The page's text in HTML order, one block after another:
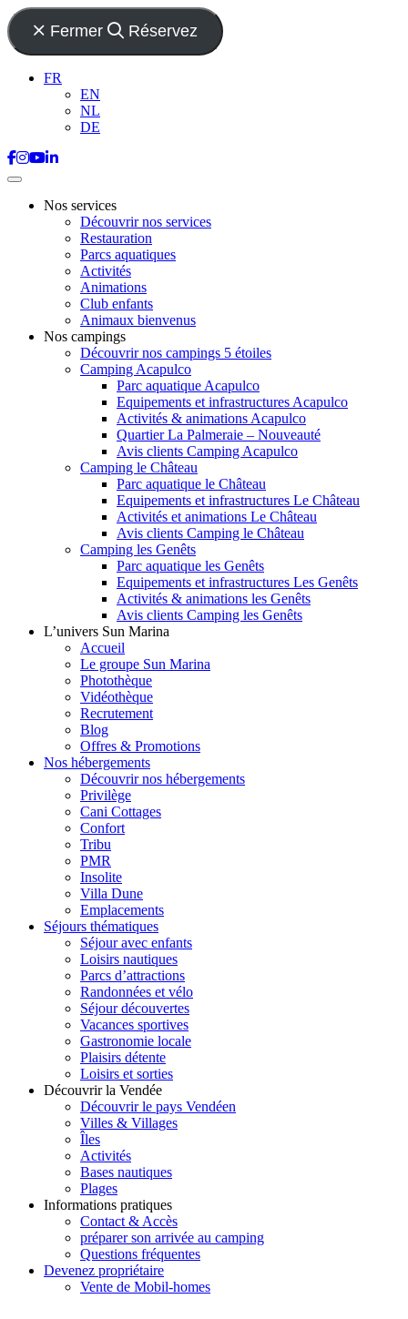
Fermer Réservez
FR
EN
NL
DE
Nos services
Découvrir nos services
Restauration
Parcs aquatiques
Activités
Animations
Club enfants
Animaux bienvenus
Nos campings
Découvrir nos campings 5 étoiles
Camping Acapulco
Parc aquatique Acapulco
Equipements et infrastructures Acapulco
Activités & animations Acapulco
Quartier La Palmeraie – Nouveauté
Avis clients Camping Acapulco
Camping le Château
Parc aquatique le Château
Equipements et infrastructures Le Château
Activités et animations Le Château
Avis clients Camping le Château
Camping les Genêts
Parc aquatique les Genêts
Equipements et infrastructures Les Genêts
Activités & animations les Genêts
Avis clients Camping les Genêts
L’univers Sun Marina
Accueil
Le groupe Sun Marina
Photothèque
Vidéothèque
Recrutement
Blog
Offres & Promotions
Nos hébergements
Découvrir nos hébergements
Privilège
Cani Cottages
Confort
Tribu
PMR
Insolite
Villa Dune
Emplacements
Séjours thématiques
Séjour avec enfants
Loisirs nautiques
Parcs d’attractions
Randonnées et vélo
Séjour découvertes
Vacances sportives
Gastronomie locale
Plaisirs détente
Loisirs et sorties
Découvrir la Vendée
Découvrir le pays Vendéen
Villes & Villages
Îles
Activités
Bases nautiques
Plages
Informations pratiques
Contact & Accès
préparer son arrivée au camping
Questions fréquentes
Devenez propriétaire
Vente de Mobil-homes